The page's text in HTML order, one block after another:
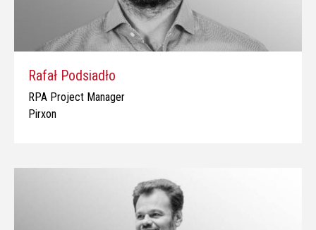
Rafał Podsiadło
RPA Project Manager
Pirxon